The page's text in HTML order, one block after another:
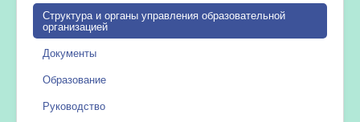
Работа бассейна
Структура и органы управления образовательной
организацией
Документы
Образование
Руководство